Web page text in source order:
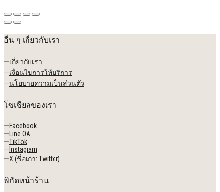
อื่น ๆ เกี่ยวกับเรา
—เกี่ยวกับเรา
—เงื่อนไขการให้บริการ
—นโยบายความเป็นส่วนตัว
โซเชียลของเรา
—Facebook
— Line OA
—TikTok
— Instagram
—X (ชื่อเก่า: Twitter)
พิกัดหน้าร้าน